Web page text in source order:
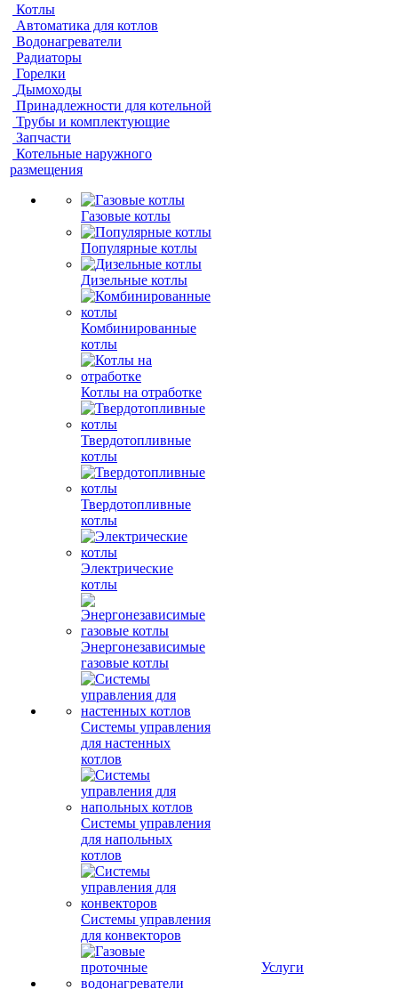
Котлы
Автоматика для котлов
Водонагреватели
Радиаторы
Горелки
Дымоходы
Принадлежности для котельной
Трубы и комплектующие
Запчасти
Котельные наружного
размещения
Газовые котлы
Популярные котлы
Дизельные котлы
Комбинированные
котлы
Котлы на отработке
Твердотопливные
котлы
Твердотопливные
котлы
Электрические
котлы
Энергонезависимые
газовые котлы
Системы управления
для настенных
котлов
Системы управления
для напольных
котлов
Системы управления
для конвекторов
Услуги